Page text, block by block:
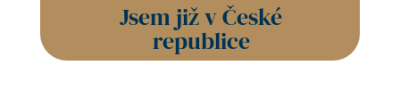
Jsem již v České
republice